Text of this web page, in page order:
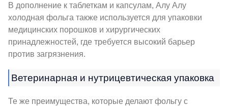
В дополнение к таблеткам и капсулам, Алу Алу
холодная фольга также используется для упаковки
медицинских порошков и хирургических
принадлежностей, где требуется высокий барьер
против загрязнения.
Ветеринарная и нутрицевтическая упаковка
Те же преимущества, которые делают фольгу с